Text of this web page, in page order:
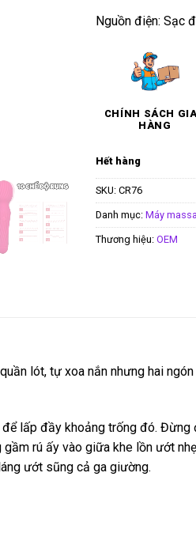
Nguồn điện: Sạc
CHÍNH SÁCH
HÀNG
Hết hàng
SKU: CR76
Danh mục: Máy
Thương hiệu: OEM
lót, tự xoa nắn nhưng hai
lấp đầy khoảng trống đó.
rú ấy vào giữa khe lồn ướt
ướt sũng cả ga giường.